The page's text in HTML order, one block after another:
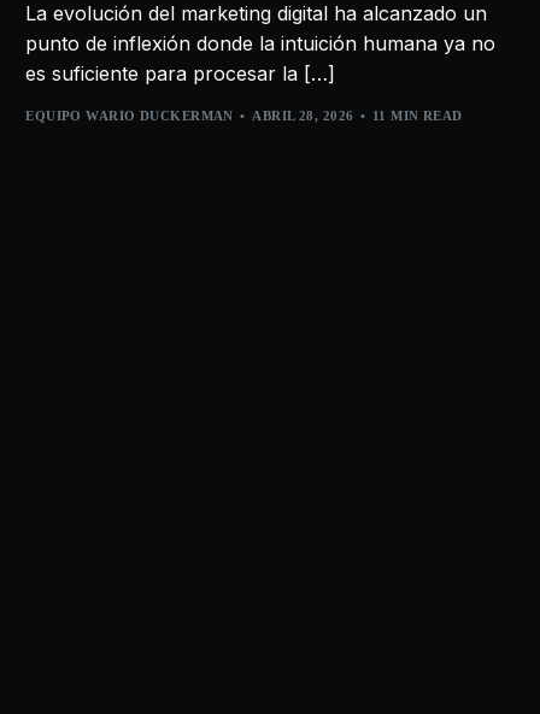
La evolución del marketing digital ha alcanzado un
punto de inflexión donde la intuición humana ya no
es suficiente para procesar la […]
EQUIPO WARIO DUCKERMAN ABRIL 28, 2026 11 MIN READ